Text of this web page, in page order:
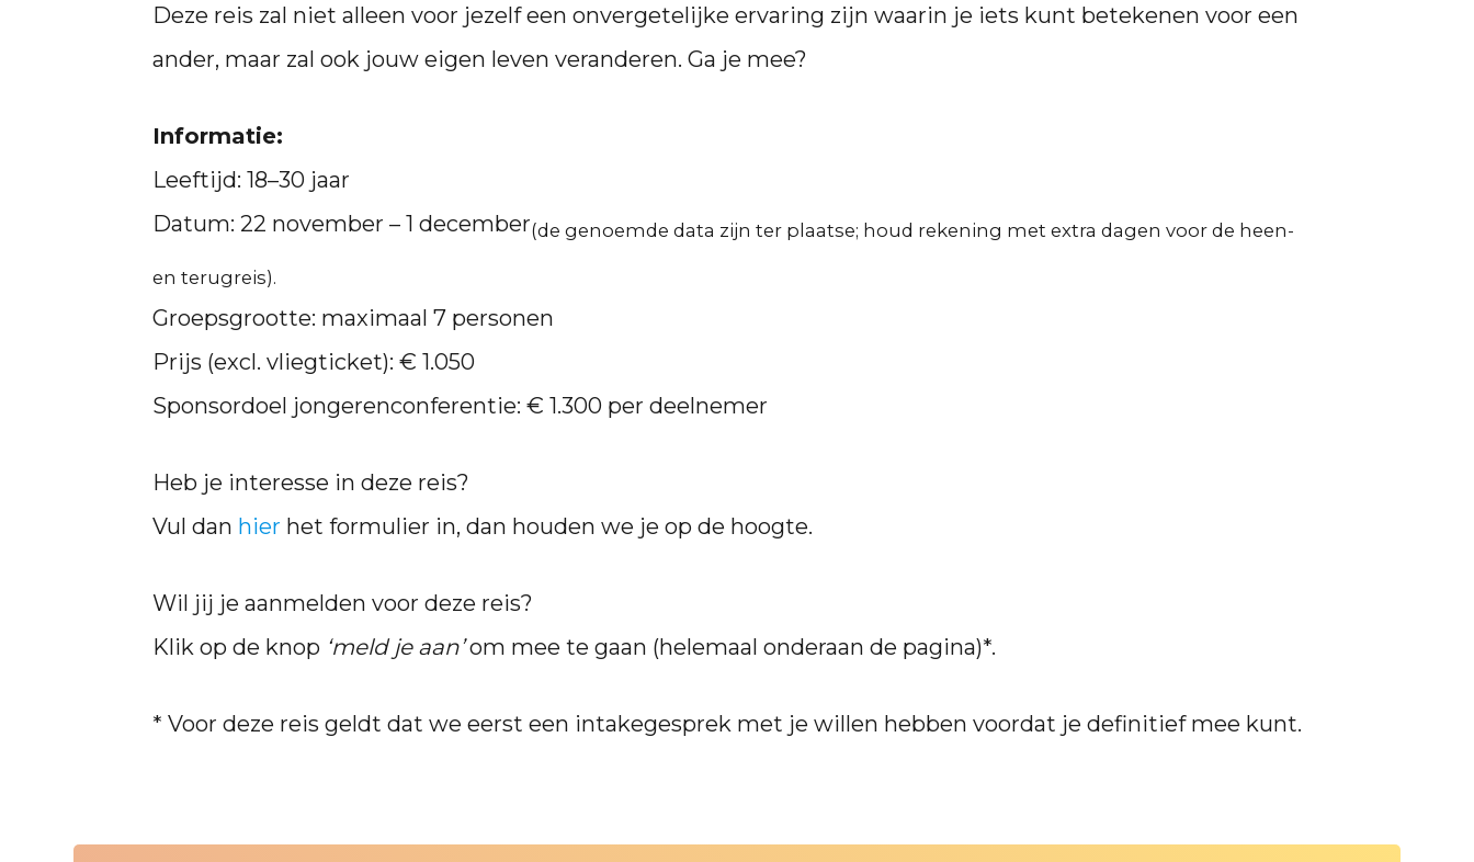
Deze reis zal niet alleen voor jezelf een onvergetelijke ervaring zijn waarin je iets kunt betekenen voor een
ander, maar zal ook jouw eigen leven veranderen. Ga je mee?
Informatie:
Leeftijd: 18–30 jaar
Datum: 22 november – 1 december(de genoemde data zijn ter plaatse; houd rekening met extra dagen voor de heen-
en terugreis).
Groepsgrootte: maximaal 7 personen
Prijs (excl. vliegticket): € 1.050
Sponsordoel jongerenconferentie: € 1.300 per deelnemer
Heb je interesse in deze reis?
Vul dan hier het formulier in, dan houden we je op de hoogte.
Wil jij je aanmelden voor deze reis?
Klik op de knop ‘meld je aan’om mee te gaan (helemaal onderaan de pagina)*.
* Voor deze reis geldt dat we eerst een intakegesprek met je willen hebben voordat je definitief mee kunt.